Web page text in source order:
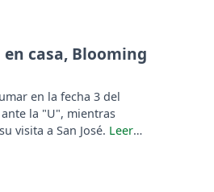
casa, Blooming
en la fecha 3 del
la "U", mientras
visita a San José.